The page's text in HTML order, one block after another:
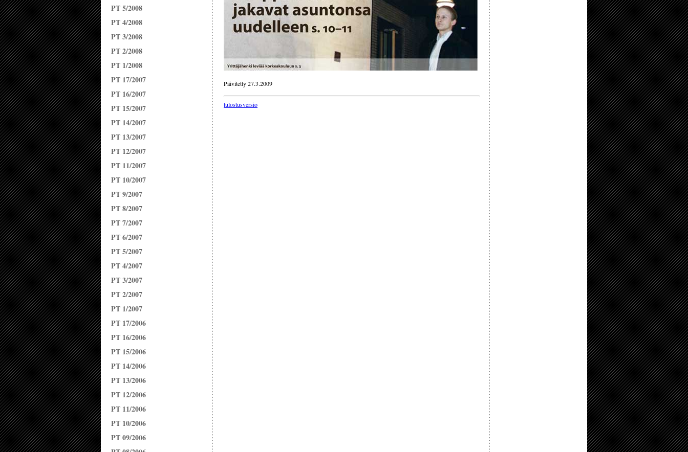
PT 5/2008
PT 4/2008
PT 3/2008
PT 2/2008
PT 1/2008
PT 17/2007
PT 16/2007
PT 15/2007
PT 14/2007
PT 13/2007
PT 12/2007
PT 11/2007
PT 10/2007
PT 9/2007
PT 8/2007
PT 7/2007
PT 6/2007
PT 5/2007
PT 4/2007
PT 3/2007
PT 2/2007
PT 1/2007
PT 17/2006
PT 16/2006
PT 15/2006
PT 14/2006
PT 13/2006
PT 12/2006
PT 11/2006
PT 10/2006
PT 09/2006
Päivitetty 27.3.2009
tulostusversio